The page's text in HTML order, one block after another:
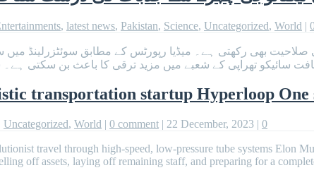
, latest news, Pakistan, Science, Uncategorized, World |
بھی رکھتی ہے۔ میڈیا رپورٹس کے مطابق سوئٹزرلینڈ میں
سائیکو تھراپی کے شعبے میں مزید ترقی کا باعث بن سکتی ہے۔
transportation startup Hyperloop One
Uncategorized, World | 0 comment | 22 December, 2023 | 0
travel through high-speed, low-pressure tube systems Elon
off assets, laying off remaining staff, and preparing for a